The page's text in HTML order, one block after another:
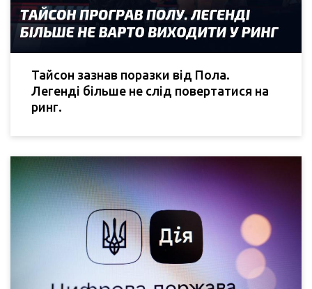
Тайсон зазнав поразки від Пола.
Легенді більше не слід повертатися на
ринг.